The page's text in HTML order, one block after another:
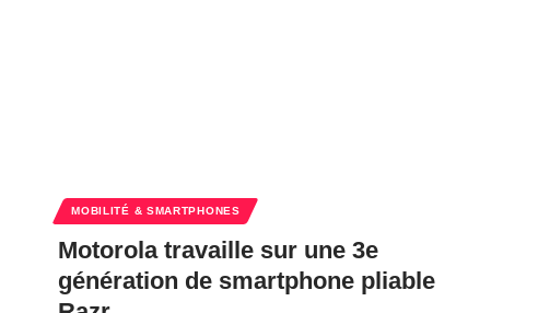
MOBILITÉ & SMARTPHONES
Motorola travaille sur une 3e
génération de smartphone pliable